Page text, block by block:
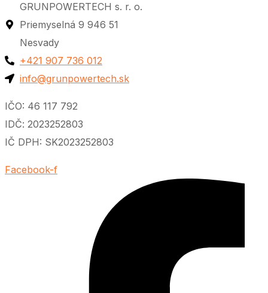
GRUNPOWERTECH s. r. o.
Priemyselná 9 946 51
Nesvady
+421 907 736 012
info@grunpowertech.sk
IČO: 46 117 792
IDČ: 2023252803
IČ DPH: SK2023252803
Facebook-f